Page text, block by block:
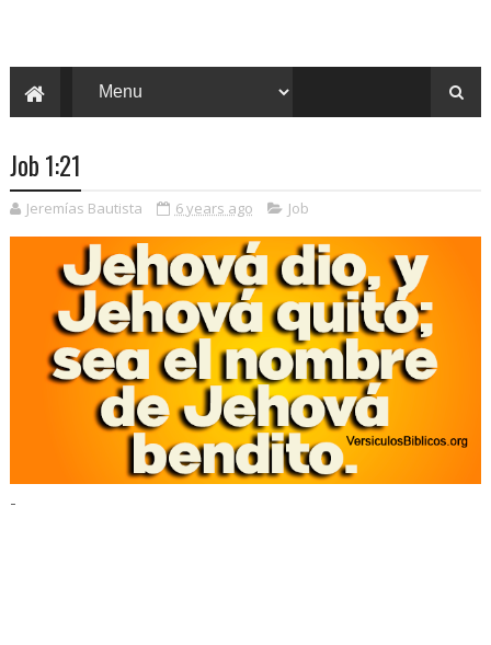
Job 1:21
Jeremías Bautista 6 years ago Job
-